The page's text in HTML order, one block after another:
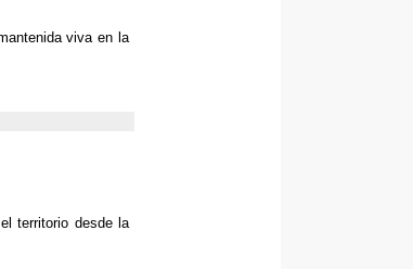
viva en la
territorio desde la